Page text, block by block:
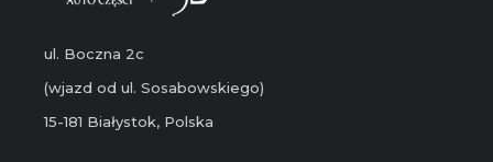
ul. Boczna 2c
(wjazd od ul. Sosabowskiego)
15-181 Białystok, Polska